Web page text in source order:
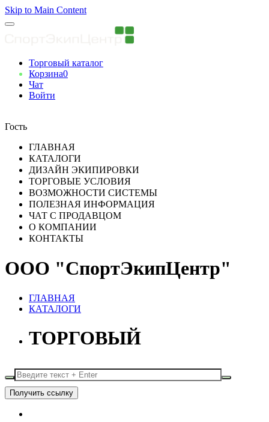
Skip to Main Content
Торговый каталог
Корзина0
Чат
Войти
Гость
ГЛАВНАЯ
КАТАЛОГИ
ДИЗАЙН ЭКИПИРОВКИ
ТОРГОВЫЕ УСЛОВИЯ
ВОЗМОЖНОСТИ СИСТЕМЫ
ПОЛЕЗНАЯ ИНФОРМАЦИЯ
ЧАТ С ПРОДАВЦОМ
О КОМПАНИИ
КОНТАКТЫ
ООО "СпортЭкипЦентр"
ГЛАВНАЯ
КАТАЛОГИ
ТОРГОВЫЙ
Получить ссылку